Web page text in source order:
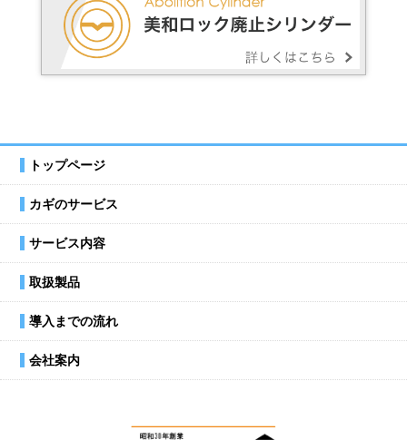
トップページ
カギのサービス
サービス内容
取扱製品
導入までの流れ
会社案内